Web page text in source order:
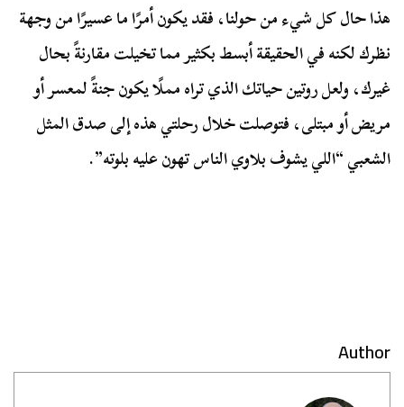
هذا حال كل شيء من حولنا، فقد يكون أمرًا ما عسيرًا من وجهة
نظرك لكنه في الحقيقة أبسط بكثير مما تخيلت مقارنةً بحال
غيرك، ولعل روتين حياتك الذي تراه مملًا يكون جنةً لمعسر أو
مريض أو مبتلى، فتوصلت خلال رحلتي هذه إلى صدق المثل
الشعبي “اللي يشوف بلاوي الناس تهون عليه بلوته”.
Author